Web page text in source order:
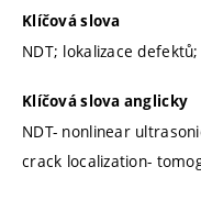
Klíčová slova
NDT; lokalizace
Klíčová slova anglicky
NDT- nonlinear
crack localization-